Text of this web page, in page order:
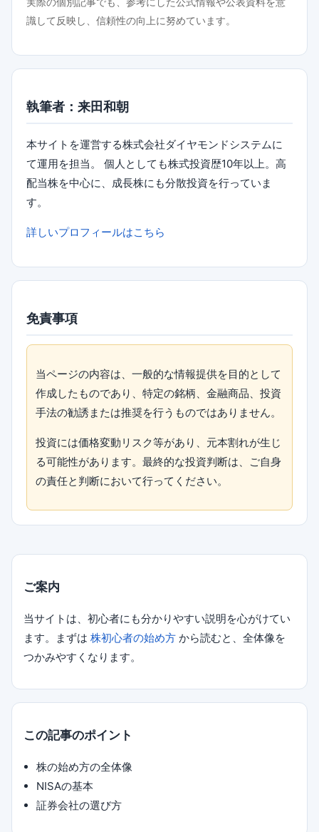
識して反映し、信頼性の向上に努めています。
執筆者：来田和朝
本サイトを運営する株式会社ダイヤモンドシステムに
て運用を担当。 個人としても株式投資歴10年以上。高
配当株を中心に、成長株にも分散投資を行っていま
す。
詳しいプロフィールはこちら
免責事項
当ページの内容は、一般的な情報提供を目的として
作成したものであり、特定の銘柄、金融商品、投資
手法の勧誘または推奨を行うものではありません。
投資には価格変動リスク等があり、元本割れが生じ
る可能性があります。最終的な投資判断は、ご自身
の責任と判断において行ってください。
ご案内
当サイトは、初心者にも分かりやすい説明を心がけてい
ます。まずは 株初心者の始め方 から読むと、全体像を
つかみやすくなります。
この記事のポイント
株の始め方の全体像
NISAの基本
証券会社の選び方